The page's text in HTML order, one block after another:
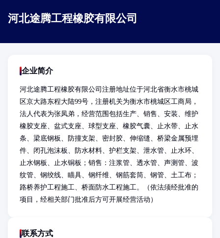
河北途腾工程橡胶有限公司
企业简介
河北途腾工程橡胶有限公司注册地址位于河北省衡水市桃城
区京大路东程大陆99号，注册机关为衡水市桃城区工商局，
法人代表为张凤弟，经营范围包括生产、销售、安装、维护
橡胶支座、盆式支座、球型支座、橡胶气囊、止水带、止水
条、梁底钢板、防撞支架、密封胶、伸缩缝、桥梁金属预埋
件、闭孔泡沫板、防水材料、护栏支架、泄水管、止水环、
止水钢板、止水铜板；销售：注浆管、透水管、声测管、波
纹管、钢绞线、瞄具、钢纤维、钢筋套筒、钢管、土工布；
路桥养护工程施工、桥面防水工程施工。（依法须经批准的
项目，经相关部门批准后方可开展经营活动）
联系方式